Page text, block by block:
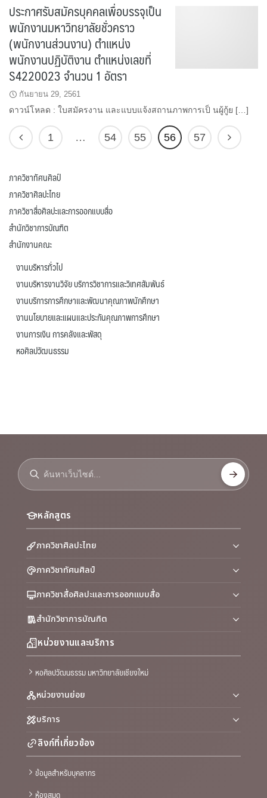
ประกาศรับสมัครบุคคลเพื่อบรรจุเป็น
พนักงานมหาวิทยาลัยชั่วคราว
(พนักงานส่วนงาน) ตำแหน่ง
พนักงานปฏิบัติงาน ตำแหน่งเลขที่
S4220023 จำนวน 1 อัตรา
กันยายน 29, 2561
ดาวน์โหลด : ใบสมัครงาน และแบบแจ้งสถานภาพการเป็ นผู้กู้ย […]
1 … 54 55 56 57
ภาควิชาทัศนศิลป์
ภาควิชาศิลปะไทย
ภาควิชาสื่อศิลปะและการออกแบบสื่อ
สำนักวิชาการบัณฑิต
สำนักงานคณะ
งานบริหารทั่วไป
งานบริหารงานวิจัย บริการวิชาการและวิเทศสัมพันธ์
งานบริการการศึกษาและพัฒนาคุณภาพนักศึกษา
งานนโยบายและแผนและประกันคุณภาพการศึกษา
งานการเงิน การคลังและพัสดุ
หอศิลปวัฒนธรรม
หลักสูตร
ภาควิชาศิลปะไทย
ภาควิชาทัศนศิลป์
ภาควิชาสื่อศิลปะและการออกแบบสื่อ
สำนักวิชาการบัณฑิต
หน่วยงานและบริการ
หอศิลปวัฒนธรรม มหาวิทยาลัยเชียงใหม่
หน่วยงานย่อย
บริการ
ลิงก์ที่เกี่ยวข้อง
ข้อมูลสำหรับบุคลากร
ห้องสมุด